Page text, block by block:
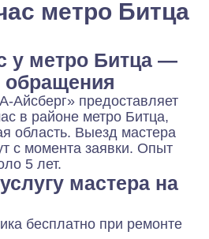
метро Битца
у метро Битца —
Айсберг» предоставляет
в районе метро Битца,
область. Выезд мастера
с момента заявки. Опыт
5 лет.
мастера на
бесплатно при ремонте